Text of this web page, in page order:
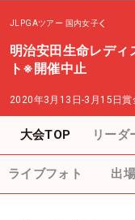
JLPGAツアー 国内女子
明治安田生命レディ
ト※開催中止
2020年3月13日-3月15日賞
大会TOP リーダ
ライブフォト 出